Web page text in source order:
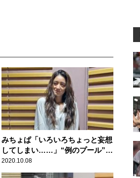
みちょぱ「いろいろちょっと妄想
してしまい……」“例のプール”で
の撮影を振り返る
2020.10.08